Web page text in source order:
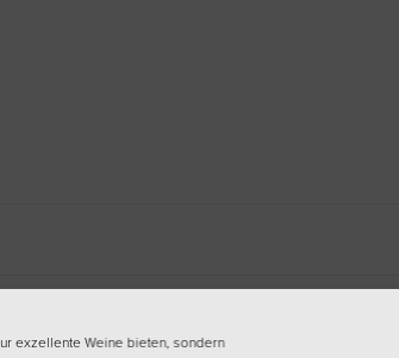
exzellente Weine bieten, sondern